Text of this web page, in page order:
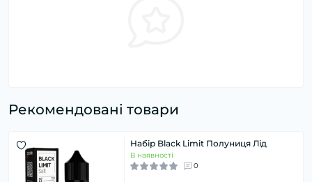
Рекомендовані товари
Набір Black Limit Полуниця Лід
В наявності
0